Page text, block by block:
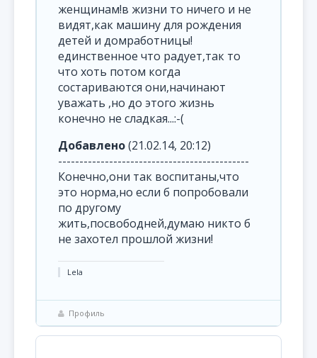
женщинам!в жизни то ничего и не
видят,как машину для рождения
детей и домработницы!
единственное что радует,так то
что хоть потом когда
состариваются они,начинают
уважать ,но до этого жизнь
конечно не сладкая...:-(
Добавлено(21.02.14, 20:12)
---------------------------------------------
Конечно,они так воспитаны,что
это норма,но если б попробовали
по другому
жить,посвободней,думаю никто б
не захотел прошлой жизни!
Lela
Профиль